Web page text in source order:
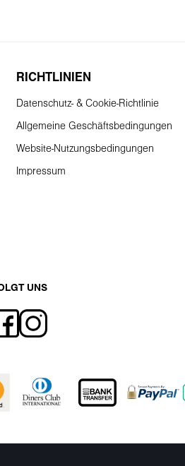
RICHTLINIEN
Datenschutz- & Cookie-Richtlinie
Allgemeine Geschäftsbedingungen
Website-Nutzungsbedingungen
Impressum
UNS